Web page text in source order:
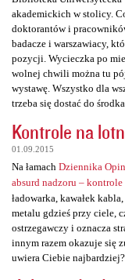
akademickich w stolicy.
doktorantów i
badacze i warszawiacy,
pozycji. Wycieczka po
wolnej chwili można tu
wystawę. Wszystko dla
trzeba się dostać do środka.
Kontrole na
01.09.2015
Na łamach Dziennika
absurd nadzoru –
ładowarka, kawałek
metalu gdzieś przy ciele,
ostrzegawczy i oznacza
innym razem okazuje się
uwiera Ciebie najbardziej?